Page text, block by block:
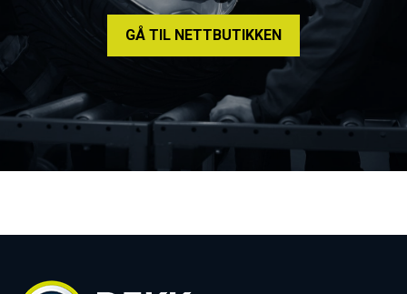
GÅ TIL NETTBUTIKKEN